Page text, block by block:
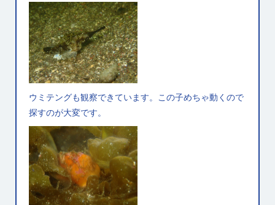
ウミテングも観察できています。この子めちゃ動くので
探すのが大変です。